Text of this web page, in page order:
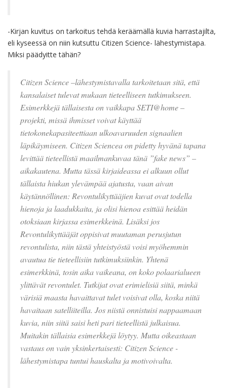
-Kirjan kuvitus on tarkoitus tehdä keräämällä kuvia harrastajilta,
eli kyseessä on niin kutsuttu Citizen Science- lähestymistapa.
Miksi päädyitte tähän?
Citizen Science –lähestymistavalla tarkoitetaan sitä, että
kansalaiset tulevat mukaan tieteelliseen tutkimukseen.
Esimerkkejä tällaisesta on vaikkapa SETI@home –
projekti, missä ihmisset voivat käyttää
tietokonekapasiteettiaan ulkoavaruuden signaalien
läpikäymiseen. Citizen Sciencea on pidetty hyvänä tapana
levittää tieteellistä maailmankuvaa tänä ”fake news” –
aikakautena. Mutta tässä kirjaideassa ei alkuun ollut
tällaista hiukan ylevämpää ajatusta, vaan aivan
käytännöllinen: Revontulikyttääjien kuvat ovat todella
hienoja ja laadukkaita, ja olisi hienoa esittää heidän
otoksiaan kirjassa esimerkkeinä. Lisäksi jos
Revontulikyttääjät oppisivat muutaman perusjutun
revontulista, niin tästä yhteistyöstä voisi myöhemmin
avautua tie tieteellisiin tutkimuksiinkin. Yhtenä
esimerkkinä, tosin aika vaikeana, on koko polaarialueen
ylittävät revontulet. Tutkijat ovat erimielisiä siitä, minkä
värisiä maasta havaittavat tulet voisivat olla, koska niitä
havaitaan satelliiteilla. Jos niistä onnistuisi nappaamaan
kuvia, niin siitä saisi heti pari tieteellistä julkaisua.
Muitakin tällaisia esimerkkejä löytyy. Mutta oikeastaan
vastaus on vain yksinkertaisesti: Citizen Science -
lähestymistapa tuntui hauskalta ja motivoivalta.